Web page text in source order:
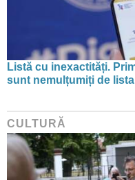
Listă cu inexactități.
sunt nemulțumiți de
CULTURĂ